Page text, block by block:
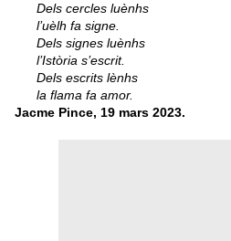
Dels cercles luènhs
l’uèlh fa signe.
Dels signes luènhs
l’Istòria s’escrit.
Dels escrits lènhs
la flama fa amor.
Jacme Pince, 19 mars 2023.